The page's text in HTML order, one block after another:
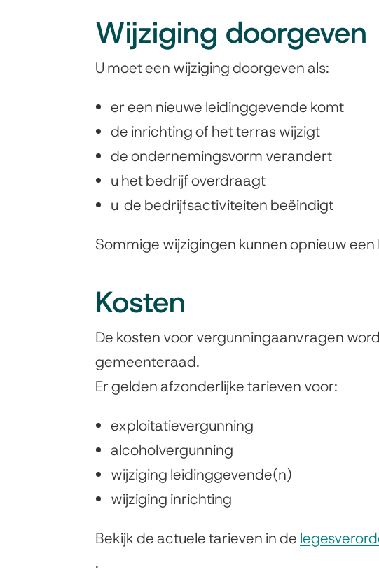
Wijziging doorgeven
U moet een wijziging doorgeven als:
er een nieuwe leidinggevende komt
de inrichting of het terras wijzigt
de ondernemingsvorm verandert
u het bedrijf overdraagt
u de bedrijfsactiviteiten beëindigt
Sommige wijzigingen kunnen opnieuw
Kosten
De kosten voor vergunningaanvragen
gemeenteraad.
Er gelden afzonderlijke tarieven voor:
exploitatievergunning
alcoholvergunning
wijziging leidinggevende(n)
wijziging inrichting
Bekijk de actuele tarieven in de
.